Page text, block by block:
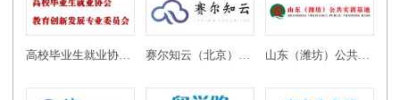
山东（潍坊）公共实训基地